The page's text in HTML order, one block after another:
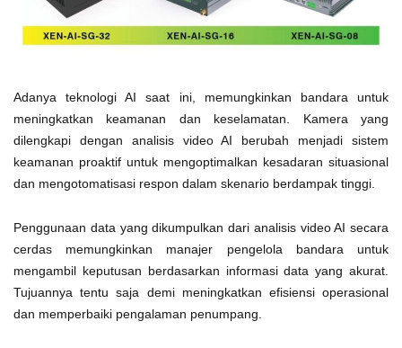
Adanya teknologi AI saat ini, memungkinkan bandara untuk
meningkatkan keamanan dan keselamatan. Kamera yang
dilengkapi dengan analisis video AI berubah menjadi sistem
keamanan proaktif untuk mengoptimalkan kesadaran situasional
dan mengotomatisasi respon dalam skenario berdampak tinggi.
Penggunaan data yang dikumpulkan dari analisis video AI secara
cerdas memungkinkan manajer pengelola bandara untuk
mengambil keputusan berdasarkan informasi data yang akurat.
Tujuannya tentu saja demi meningkatkan efisiensi operasional
dan memperbaiki pengalaman penumpang.